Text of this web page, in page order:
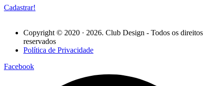
Cadastrar!
Copyright © 2020 · 2026. Club Design - Todos os direitos
reservados
Política de Privacidade
Facebook